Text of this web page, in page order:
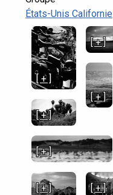
États-Unis Californie
[ + ]
[ + ]
[ + ]
[ + ]
[ + ]
[ + ]
[ + ]